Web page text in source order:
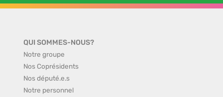
QUI SOMMES-NOUS?
Notre groupe
Nos Coprésidents
Nos député.e.s
Notre personnel